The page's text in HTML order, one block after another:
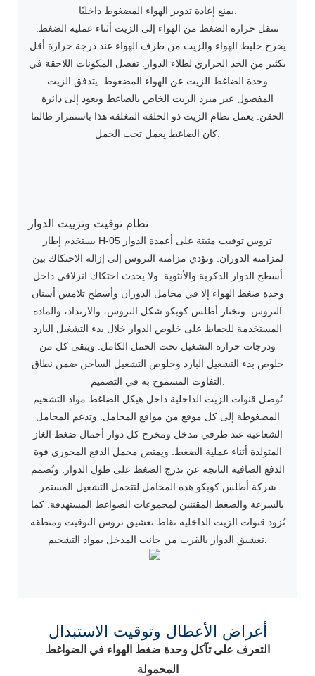
يمنع إعادة تدوير الهواء المضغوط داخليًا.
تنتقل حرارة الضغط من الهواء إلى الزيت أثناء عملية الضغط.
يخرج خليط الهواء والزيت من طرف الهواء عند درجة حرارة أقل
بكثير من الحد الحراري لطلاء الدوار. تفصل المكونات اللاحقة في
وحدة الضاغط الزيت عن الهواء المضغوط. يتدفق الزيت
المفصول عبر مبرد الزيت الخاص بالضاغط ويعود إلى دائرة
الحقن. يعمل نظام الزيت ذو الحلقة المغلقة هذا باستمرار طالما
كان الضاغط يعمل تحت الحمل.
نظام توقيت وتزييت الدوار
يستخدم إطار H-05 تروس توقيت مثبتة على أعمدة الدوار
لمزامنة الدوران. وتؤدي مزامنة التروس إلى إزالة الاحتكاك بين
أسطح الدوار الذكرية والأنثوية. ولا يحدث احتكاك انزلاقي داخل
وحدة ضغط الهواء إلا في محامل الدوران وأسطح تلامس أسنان
التروس. وتختار أطلس كوبكو شكل التروس، والارتداد، والمادة
المستخدمة للحفاظ على خلوص الدوار خلال بدء التشغيل البارد
ودرجات حرارة التشغيل تحت الحمل الكامل. ويبقى كل من
خلوص بدء التشغيل البارد وخلوص التشغيل الساخن ضمن نطاق
التفاوت المسموح به في التصميم.
تُوصل قنوات الزيت الداخلية داخل هيكل الضاغط مواد التشحيم
المضغوطة إلى كل موقع من مواقع المحامل. وتدعم المحامل
الشعاعية عند طرفي مدخل ومخرج كل دوار أحمال ضغط الغاز
المتولدة أثناء عملية الضغط. ويمتص محمل الدفع المحوري قوة
الدفع الصافية الناتجة عن تدرج الضغط على طول الدوار. وتُصمم
شركة أطلس كوبكو هذه المحامل لتتحمل التشغيل المستمر
بالسرعة والضغط المقننين لمجموعات الضواغط المستهدفة. كما
تُزود قنوات الزيت الداخلية نقاط تعشيق تروس التوقيت ومنطقة
تعشيق الدوار بالقرب من جانب المدخل بمواد التشحيم.
أعراض الأعطال وتوقيت الاستبدال
التعرف على تآكل وحدة ضغط الهواء في الضواغط
المحمولة